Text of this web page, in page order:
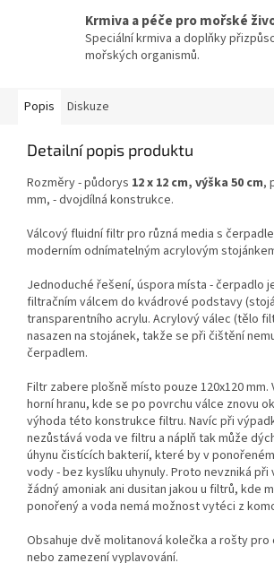
Krmiva a péče pro mořské
Speciální krmiva a doplňky
mořských organismů.
Popis Diskuze
Detailní popis produktu
Rozměry - půdorys 12 x 12 cm, výška 50 cm,
mm, - dvojdílná konstrukce.
Válcový fluidní filtr pro různá media s
moderním odnímatelným acrylovým
Jednoduché řešení, úspora místa - čerpadlo
filtračním válcem do kvádrové podstavy
transparentního acrylu. Acrylový válec (tělo
nasazen na stojánek, takže se při čištění
čerpadlem.
Filtr zabere plošně místo pouze 120x120 mm.
horní hranu, kde se po povrchu válce znovu
výhoda této konstrukce filtru. Navíc při
nezůstává voda ve filtru a náplň tak může
úhynu čistících bakterií, které by v
vody - bez kyslíku uhynuly. Proto nevzniká při
žádný amoniak ani dusitan jakou u filtrů, kde
ponořený a voda nemá možnost vytéci z
Obsahuje dvě molitanová kolečka a rošty
nebo zamezení vyplavování.